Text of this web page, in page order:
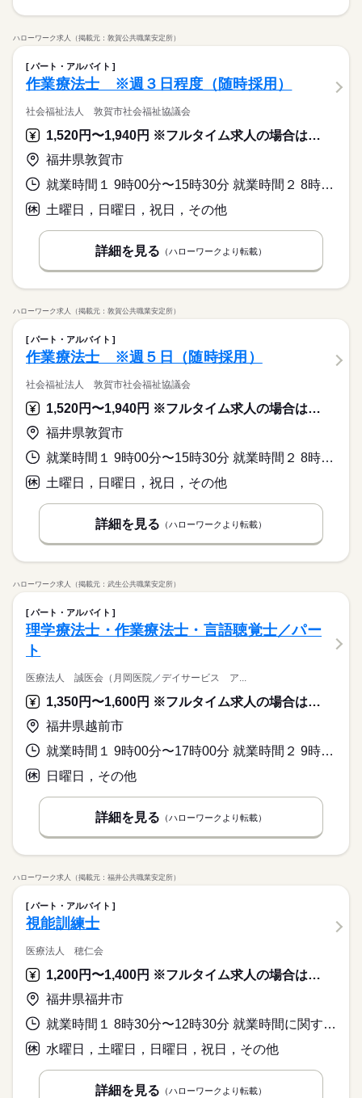
ハローワーク求人（掲載元：敦賀公共職業安定所）
パート・アルバイト
作業療法士 ※週３日程度（随時採用）
社会福祉法人 敦賀市社会福祉協議会
1,520円〜1,940円 ※フルタイム求人の場合は月額（換算額）、パート求人の場合は時間額を表示しています。
福井県敦賀市
就業時間１ 9時00分〜15時30分 就業時間２ 8時30分〜15時00分 就業時間に関する特記事項 ※１ 午前８時３０分頃～午後４時頃までの間の
土曜日，日曜日，祝日，その他
詳細を見る （ハローワークより転載）
ハローワーク求人（掲載元：敦賀公共職業安定所）
パート・アルバイト
作業療法士 ※週５日（随時採用）
社会福祉法人 敦賀市社会福祉協議会
1,520円〜1,940円 ※フルタイム求人の場合は月額（換算額）、パート求人の場合は時間額を表示しています。
福井県敦賀市
就業時間１ 9時00分〜15時30分 就業時間２ 8時30分〜15時00分 就業時間に関する特記事項 ※１ 午前８時３０分頃から午後４時頃までの間の
土曜日，日曜日，祝日，その他
詳細を見る （ハローワークより転載）
ハローワーク求人（掲載元：武生公共職業安定所）
パート・アルバイト
理学療法士・作業療法士・言語聴覚士／パー
ト
医療法人 誠医会（月岡医院／デイサービス ア...
1,350円〜1,600円 ※フルタイム求人の場合は月額（換算額）、パート求人の場合は時間額を表示しています。
福井県越前市
就業時間１ 9時00分〜17時00分 就業時間２ 9時00分〜16時00分 又は 8時30分〜17時30分の時間の間の3時間以上 就業時間に関する特記事項 （１）（２）は６０分休憩あり。
日曜日，その他
詳細を見る （ハローワークより転載）
ハローワーク求人（掲載元：福井公共職業安定所）
パート・アルバイト
視能訓練士
医療法人 穂仁会
1,200円〜1,400円 ※フルタイム求人の場合は月額（換算額）、パート求人の場合は時間額を表示しています。
福井県福井市
就業時間１ 8時30分〜12時30分 就業時間に関する特記事項 月、火、木、金のみ
水曜日，土曜日，日曜日，祝日，その他
詳細を見る （ハローワークより転載）